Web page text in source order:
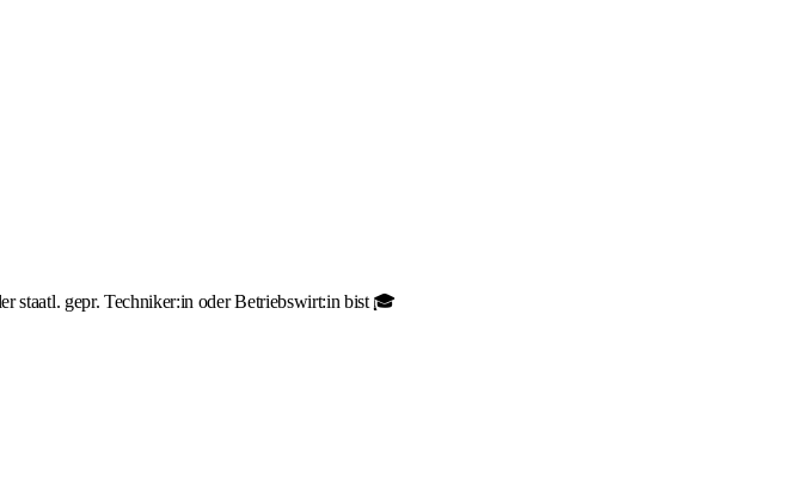
staatl. gepr. Techniker:in oder Betriebswirt:in bist 🎓